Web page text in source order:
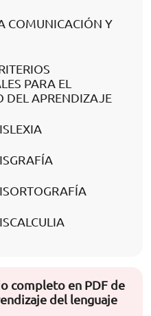
COMUNICACIÓN Y
PARA EL
DEL APRENDIZAJE
completo en PDF de
del lenguaje